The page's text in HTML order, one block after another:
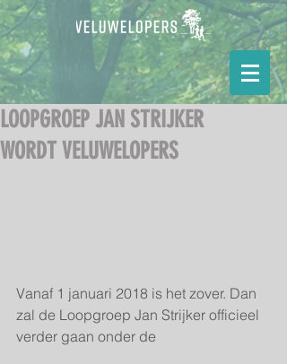
LOOPGROEP JAN STRIJKER
WORDT VELUWELOPERS
Vanaf 1 januari 2018 is het zover. Dan
zal de Loopgroep Jan Strijker officieel
verder gaan onder de